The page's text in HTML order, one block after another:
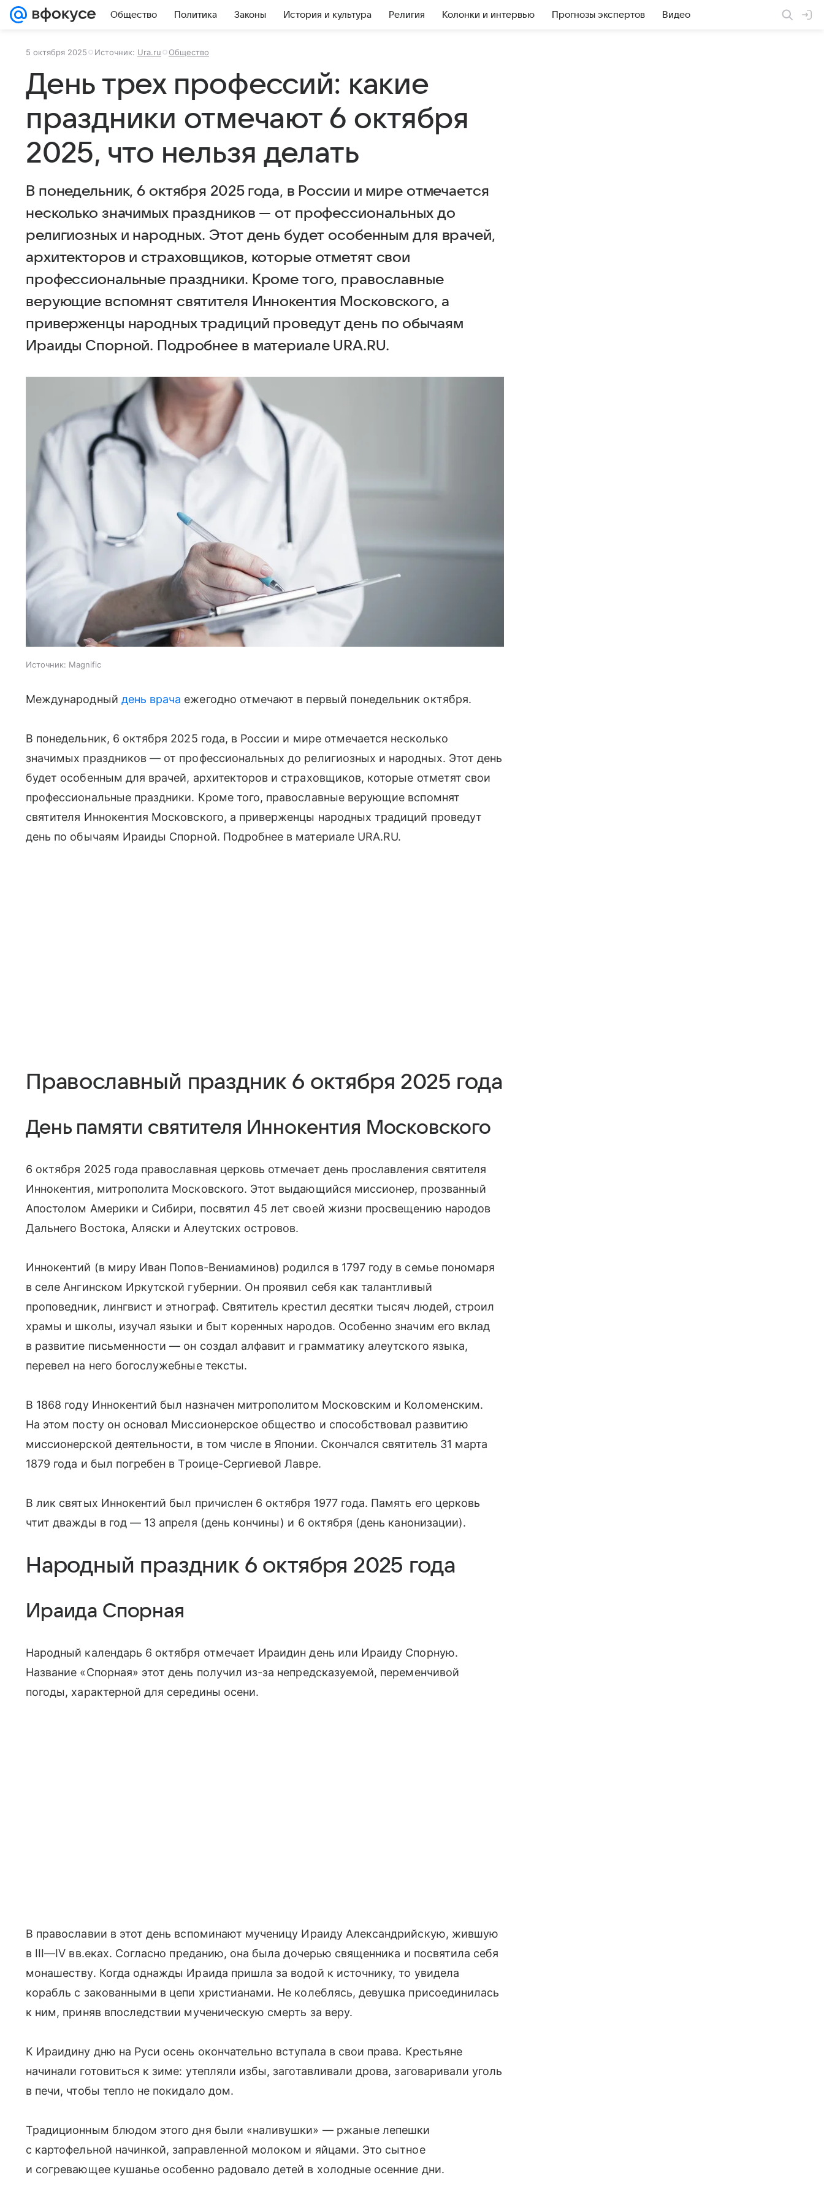
Общество Политика Законы История и культура Религия Колонки и интервью Прогнозы экспертов Видео
5 октября 2025 Источник: Ura.ru Общество
День трех профессий: какие
праздники отмечают 6 октября
2025, что нельзя делать
В понедельник, 6 октября 2025 года, в России и мире отмечается
несколько значимых праздников — от профессиональных до
религиозных и народных. Этот день будет особенным для врачей,
архитекторов и страховщиков, которые отметят свои
профессиональные праздники. Кроме того, православные
верующие вспомнят святителя Иннокентия Московского, а
приверженцы народных традиций проведут день по обычаям
Ираиды Спорной. Подробнее в материале URA.RU.
Источник: Magnific
Международный день врача ежегодно отмечают в первый понедельник октября.
В понедельник, 6 октября 2025 года, в России и мире отмечается несколько
значимых праздников — от профессиональных до религиозных и народных. Этот день
будет особенным для врачей, архитекторов и страховщиков, которые отметят свои
профессиональные праздники. Кроме того, православные верующие вспомнят
святителя Иннокентия Московского, а приверженцы народных традиций проведут
день по обычаям Ираиды Спорной. Подробнее в материале URA.RU.
Православный праздник 6 октября 2025 года
День памяти святителя Иннокентия Московского
6 октября 2025 года православная церковь отмечает день прославления святителя
Иннокентия, митрополита Московского. Этот выдающийся миссионер, прозванный
Апостолом Америки и Сибири, посвятил 45 лет своей жизни просвещению народов
Дальнего Востока, Аляски и Алеутских островов.
Иннокентий (в миру Иван Попов-Вениаминов) родился в 1797 году в семье пономаря
в селе Ангинском Иркутской губернии. Он проявил себя как талантливый
проповедник, лингвист и этнограф. Святитель крестил десятки тысяч людей, строил
храмы и школы, изучал языки и быт коренных народов. Особенно значим его вклад
в развитие письменности — он создал алфавит и грамматику алеутского языка,
перевел на него богослужебные тексты.
В 1868 году Иннокентий был назначен митрополитом Московским и Коломенским.
На этом посту он основал Миссионерское общество и способствовал развитию
миссионерской деятельности, в том числе в Японии. Скончался святитель 31 марта
1879 года и был погребен в Троице-Сергиевой Лавре.
В лик святых Иннокентий был причислен 6 октября 1977 года. Память его церковь
чтит дважды в год — 13 апреля (день кончины) и 6 октября (день канонизации).
Народный праздник 6 октября 2025 года
Ираида Спорная
Народный календарь 6 октября отмечает Ираидин день или Ираиду Спорную.
Название «Спорная» этот день получил из-за непредсказуемой, переменчивой
погоды, характерной для середины осени.
В православии в этот день вспоминают мученицу Ираиду Александрийскую, жившую
в III—IV вв.еках. Согласно преданию, она была дочерью священника и посвятила себя
монашеству. Когда однажды Ираида пришла за водой к источнику, то увидела
корабль с закованными в цепи христианами. Не колеблясь, девушка присоединилась
к ним, приняв впоследствии мученическую смерть за веру.
К Ираидину дню на Руси осень окончательно вступала в свои права. Крестьяне
начинали готовиться к зиме: утепляли избы, заготавливали дрова, заговаривали уголь
в печи, чтобы тепло не покидало дом.
Традиционным блюдом этого дня были «наливушки» — ржаные лепешки
с картофельной начинкой, заправленной молоком и яйцами. Это сытное
и согревающее кушанье особенно радовало детей в холодные осенние дни.